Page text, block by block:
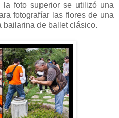
la foto superior se utilizó una
fotografíar las flores de una
bailarina de ballet clásico.